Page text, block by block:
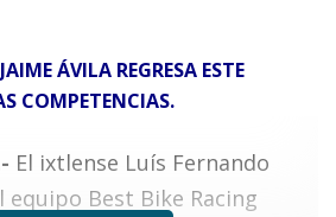
ÁVILA REGRESA ESTE
COMPETENCIAS.
El ixtlense Luís Fernando
equipo Best Bike Racing